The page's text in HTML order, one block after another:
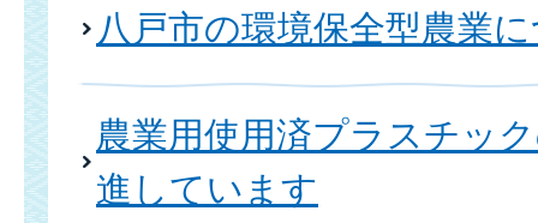
八戸市の環境保全型農業
農業用使用済プラスチッ
進しています